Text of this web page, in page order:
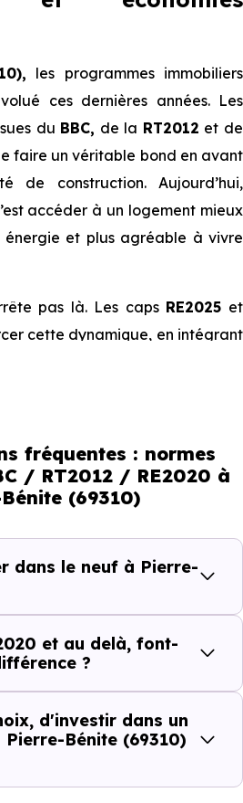
les programmes immobiliers
ces dernières années. Les
du BBC, de la RT2012 et de
faire un véritable bond en avant
de construction. Aujourd’hui,
accéder à un logement mieux
énergie et plus agréable à vivre
pas là. Les caps RE2025 et
cette dynamique, en intégrant
les biens les plus performants.
de
Isolations thermiques
et phoniques
Économies
fréquentes : normes
/ RT2012 / RE2020 à
(69310)
dans le neuf à Pierre-
et au delà, font-
?
d'investir dans un
Bénite (69310)